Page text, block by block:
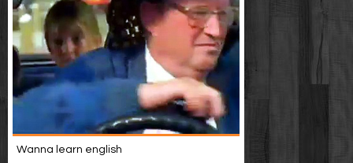
Wanna learn english